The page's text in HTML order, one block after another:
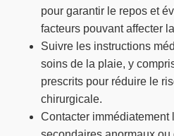
pour garantir le repos et
facteurs pouvant affecter
Suivre les instructions
soins de la plaie, y
prescrits pour réduire le
chirurgicale.
Contacter immédiatement